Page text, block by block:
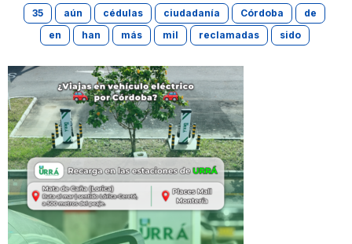
35 aún cédulas ciudadanía Córdoba
de
en
han más mil reclamadas sido